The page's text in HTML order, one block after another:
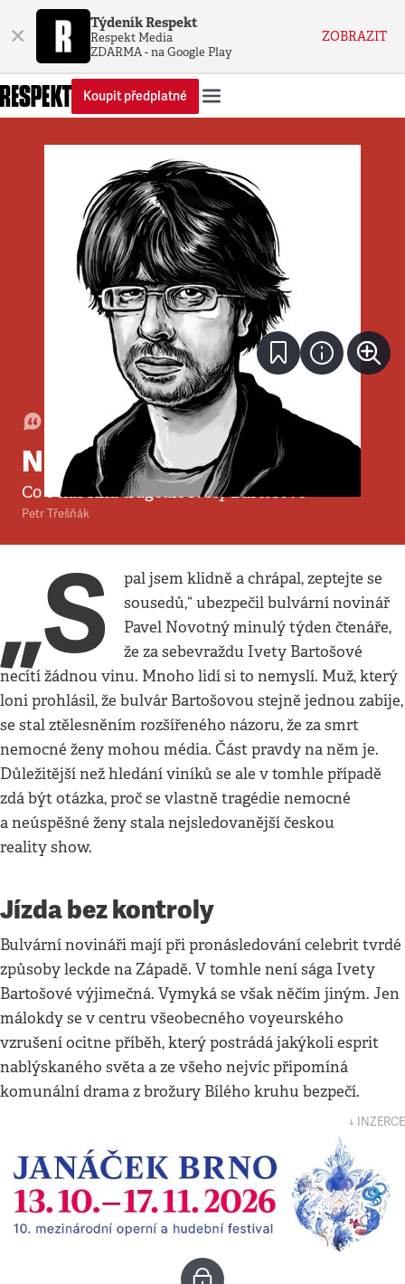
× Týdeník Respekt
Respekt Media
ZDARMA - na Google Play
ZOBRAZIT
Koupit předplatné
4. 5. 2014 •4 minuty
Někdo se dívá
Co o nás říká tragédie Ivety Bartošové
Petr Třešňák
„S
pal jsem klidně a chrápal, zeptejte se
sousedů,“ ubezpečil bulvární novinář
Pavel Novotný minulý týden čtenáře,
že za sebevraždu Ivety Bartošové
necítí žádnou vinu. Mnoho lidí si to nemyslí. Muž, který
loni prohlásil, že bulvár Bartošovou stejně jednou zabije,
se stal ztělesněním rozšířeného názoru, že za smrt
nemocné ženy mohou média. Část pravdy na něm je.
Důležitější než hledání viníků se ale v tomhle případě
zdá být otázka, proč se vlastně tragédie nemocné
a neúspěšné ženy stala nejsledovanější českou
reality show.
Jízda bez kontroly
Bulvární novináři mají při pronásledování celebrit tvrdé
způsoby leckde na Západě. V tomhle není sága Ivety
Bartošové výjimečná. Vymyká se však něčím jiným. Jen
málokdy se v centru všeobecného voyeurského
vzrušení ocitne příběh, který postrádá jakýkoli esprit
nablýskaného světa a ze všeho nejvíc připomíná
komunální drama z brožury Bílého kruhu bezpečí.
↓ INZERCE